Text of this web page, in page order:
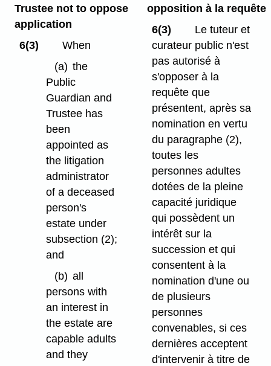
Trustee not to oppose
application
6(3)
When
(a) the
Public
Guardian and
Trustee has
been
appointed as
the litigation
administrator
of a deceased
person's
estate under
subsection (2);
and
(b) all
persons with
an interest in
the estate are
capable adults
and they
opposition à la requête
6(3)
Le tuteur et
curateur public n'est
pas autorisé à
s'opposer à la
requête que
présentent, après sa
nomination en vertu
du paragraphe (2),
toutes les
personnes adultes
dotées de la pleine
capacité juridique
qui possèdent un
intérêt sur la
succession et qui
consentent à la
nomination d'une ou
de plusieurs
personnes
convenables, si ces
dernières acceptent
d'intervenir à titre de